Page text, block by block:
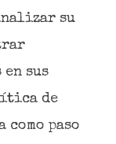
su
sus
de
como paso